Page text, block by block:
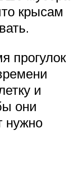
крысам
прогулок
и
они
нужно